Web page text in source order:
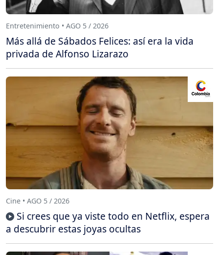
Entretenimiento • AGO 5 / 2026
Más allá de Sábados Felices: así era la vida
privada de Alfonso Lizarazo
Cine • AGO 5 / 2026
Si crees que ya viste todo en Netflix, espera
a descubrir estas joyas ocultas